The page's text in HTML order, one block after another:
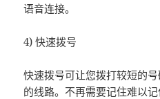
语音连接。
4) 快速拨号
快速拨号可让您拨打较短的
的线路。不再需要记住难以记